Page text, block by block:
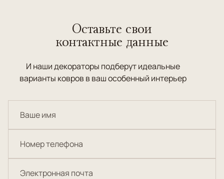
Оставьте свои
контактные данные
И наши декораторы подберут идеальные
варианты ковров в ваш особенный интерьер